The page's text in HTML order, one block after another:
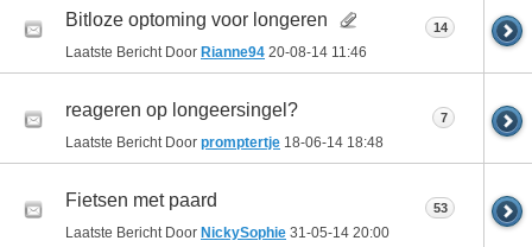
Bitloze optoming voor longeren
Laatste Bericht Door Rianne94 20-08-14 11:46
14
reageren op longeersingel?
Laatste Bericht Door promptertje 18-06-14 18:48
7
Fietsen met paard
Laatste Bericht Door NickySophie 31-05-14 20:00
53